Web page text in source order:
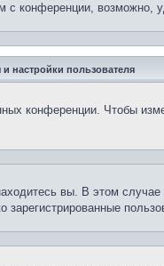
с конференции, возможно,
настройки пользователя
конференции. Чтобы
вы. В этом